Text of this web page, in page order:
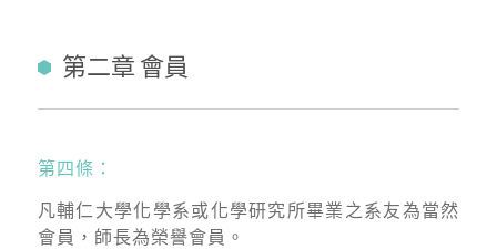
第二章 會員
第四條：
凡輔仁大學化學系或化學研究所畢業之系友為當然
會員，師長為榮譽會員。